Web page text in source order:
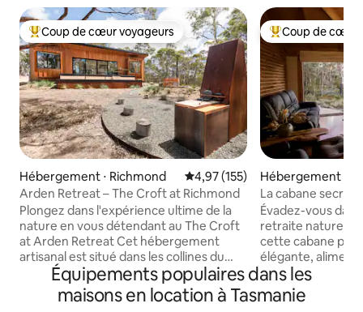
Coups de cœur voyageurs les plus appréciés
Coup de cœur voyageurs
Hébergement ⋅ Richmond Évaluation moyenne sur la
4,97 (155)
Arden Retreat – The Croft at Richmond
Plongez dans l'expérience ultime de la
nature en vous détendant au The Croft
at Arden Retreat Cet hébergement
artisanal est situé dans les collines du
village historique de Richmond. Il
bénéficie d'un isolement complet tout
en étant situé à seulement 5 minutes du
Coups de cœur
Coup de cœur
Hébergement ⋅
La cabane secrète
Évadez-vous
retraite naturelle
cette cabane
élégante,
au cœur de la
Tasmanie.
jusqu'à quatre
Équipements populaires dans les
maisons en location à Tasmanie